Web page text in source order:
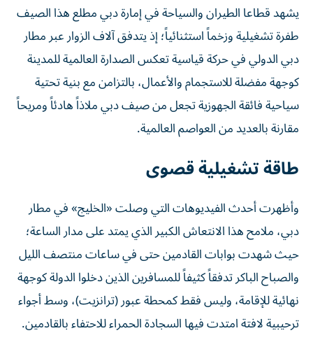
يشهد قطاعا الطيران والسياحة في إمارة دبي مطلع هذا الصيف
طفرة تشغيلية وزخماً استثنائياً؛ إذ يتدفق آلاف الزوار عبر مطار
دبي الدولي في حركة قياسية تعكس الصدارة العالمية للمدينة
كوجهة مفضلة للاستجمام والأعمال، بالتزامن مع بنية تحتية
سياحية فائقة الجهوزية تجعل من صيف دبي ملاذاً هادئاً ومريحاً
مقارنة بالعديد من العواصم العالمية.
طاقة تشغيلية قصوى
وأظهرت أحدث الفيديوهات التي وصلت «الخليج» في مطار
دبي، ملامح هذا الانتعاش الكبير الذي يمتد على مدار الساعة؛
حيث شهدت بوابات القادمين حتى في ساعات منتصف الليل
والصباح الباكر تدفقاً كثيفاً للمسافرين الذين دخلوا الدولة كوجهة
نهائية للإقامة، وليس فقط كمحطة عبور (ترانزيت)، وسط أجواء
ترحيبية لافتة امتدت فيها السجادة الحمراء للاحتفاء بالقادمين.